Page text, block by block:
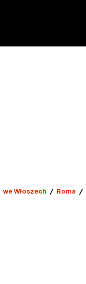
we Włoszech / Roma /